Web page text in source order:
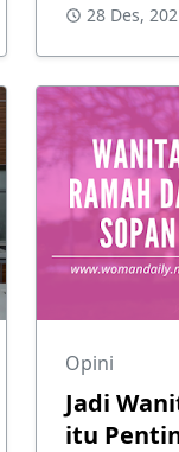
28 Des,
Opini
Jadi
itu